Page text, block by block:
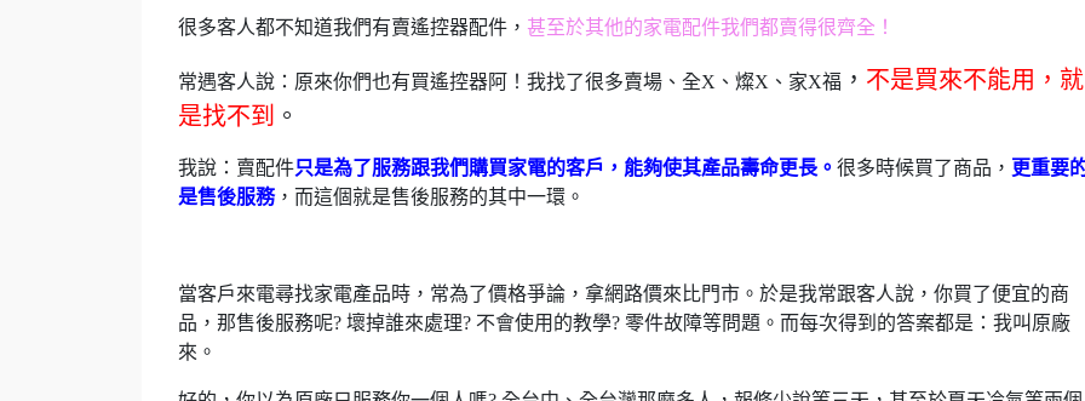
很多客人都不知道我們有賣遙控器配件， 甚至於其他的家電配件我們都賣得很齊全！
常遇客人說：原來你們也有買遙控器阿！我找了很多賣場、全X、燦X、家X福 ， 不是買來不能用，就
是找不到 。
我說：賣配件只是為了服務跟我們購買家電的客戶，能夠使其產品壽命更長。 很多時候買了商品， 更重要
是售後服務，而這個就是售後服務的其中一環。
當客戶來電尋找家電產品時，常為了價格爭論，拿網路價來比門市。於是我常跟客人說，你買了便宜的商
品，那售後服務呢? 壞掉誰來處理? 不會使用的教學? 零件故障等問題。而每次得到的答案都是：我叫原廠
來。